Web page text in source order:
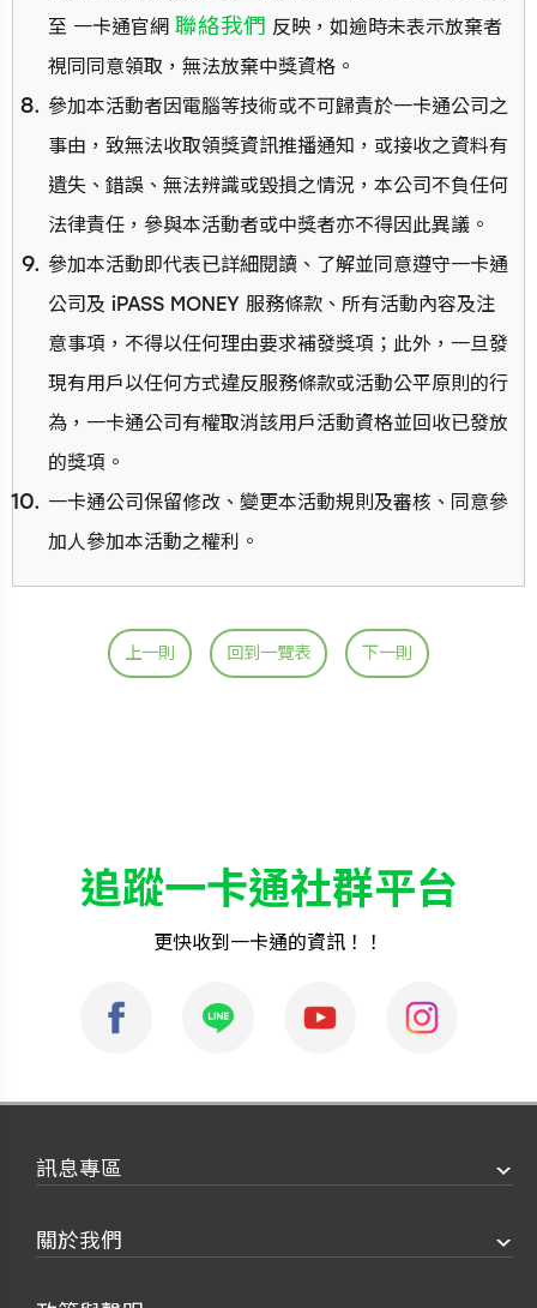
至 一卡通官網 聯絡我們 反映，如逾時未表示放棄者
視同同意領取，無法放棄中獎資格。
參加本活動者因電腦等技術或不可歸責於一卡通公司之
事由，致無法收取領獎資訊推播通知，或接收之資料有
遺失、錯誤、無法辨識或毀損之情況，本公司不負任何
法律責任，參與本活動者或中獎者亦不得因此異議。
參加本活動即代表已詳細閱讀、了解並同意遵守一卡通
公司及 iPASS MONEY 服務條款、所有活動內容及注
意事項，不得以任何理由要求補發獎項；此外，一旦發
現有用戶以任何方式違反服務條款或活動公平原則的行
為，一卡通公司有權取消該用戶活動資格並回收已發放
的獎項。
一卡通公司保留修改、變更本活動規則及審核、同意參
加人參加本活動之權利。
上一則 回到一覽表 下一則
追蹤一卡通社群平台
更快收到一卡通的資訊！！
訊息專區
關於我們